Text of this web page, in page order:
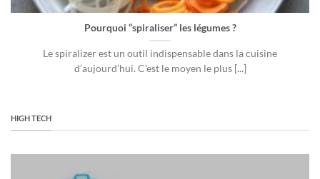
Pourquoi “spiraliser” les légumes ?
Le spiralizer est un outil indispensable dans la cuisine
d’aujourd’hui. C’est le moyen le plus [...]
HIGH TECH